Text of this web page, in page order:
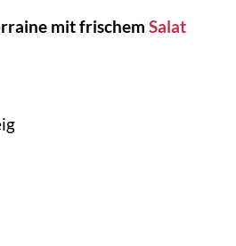
mit frischem Salat